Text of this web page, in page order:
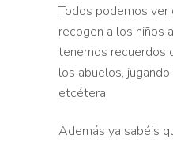
Todos podemos
recogen a los niños
tenemos recuerdos
los abuelos,
etcétera.
Además ya sabéis